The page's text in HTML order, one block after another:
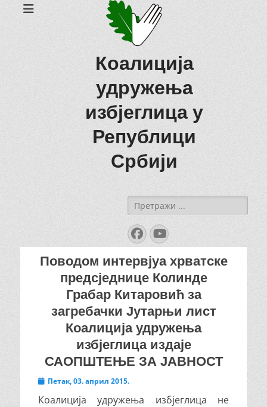
Коалиција
удружења
избјеглица у
Републици
Србији
Search
for:
Facebook
YouTube
Поводом интервјуа хрватске
предсједнице Колинде
Грабар Китаровић за
загребачки Јутарњи лист
Коалиција удружења
избјеглица издаје
САОПШТЕЊЕ ЗА ЈАВНОСТ
PostedПетак, 03. април 2015.
Коалиција удружења избјеглица не